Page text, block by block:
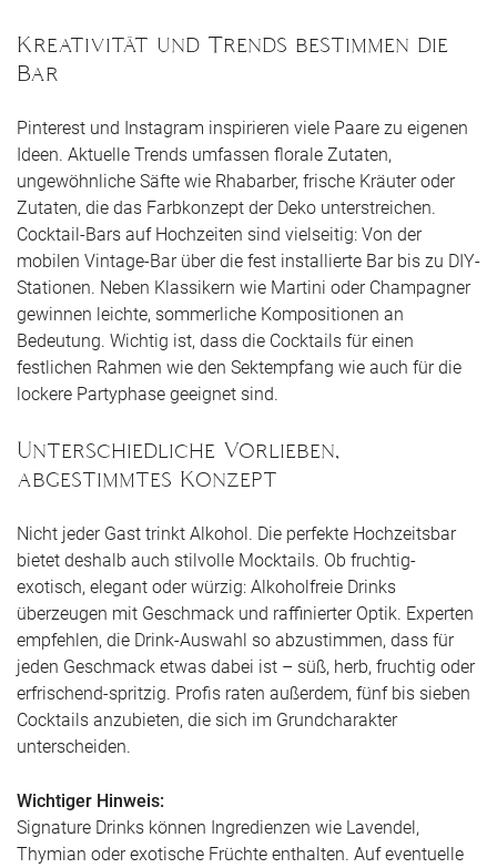
Kreativität und Trends bestimmen die
Bar
Pinterest und Instagram inspirieren viele Paare zu eigenen
Ideen. Aktuelle Trends umfassen florale Zutaten,
ungewöhnliche Säfte wie Rhabarber, frische Kräuter oder
Zutaten, die das Farbkonzept der Deko unterstreichen.
Cocktail-Bars auf Hochzeiten sind vielseitig: Von der
mobilen Vintage-Bar über die fest installierte Bar bis zu DIY-
Stationen. Neben Klassikern wie Martini oder Champagner
gewinnen leichte, sommerliche Kompositionen an
Bedeutung. Wichtig ist, dass die Cocktails für einen
festlichen Rahmen wie den Sektempfang wie auch für die
lockere Partyphase geeignet sind.
Unterschiedliche Vorlieben,
abgestimmtes Konzept
Nicht jeder Gast trinkt Alkohol. Die perfekte Hochzeitsbar
bietet deshalb auch stilvolle Mocktails. Ob fruchtig-
exotisch, elegant oder würzig: Alkoholfreie Drinks
überzeugen mit Geschmack und raffinierter Optik. Experten
empfehlen, die Drink-Auswahl so abzustimmen, dass für
jeden Geschmack etwas dabei ist – süß, herb, fruchtig oder
erfrischend-spritzig. Profis raten außerdem, fünf bis sieben
Cocktails anzubieten, die sich im Grundcharakter
unterscheiden.
Wichtiger Hinweis:
Signature Drinks können Ingredienzen wie Lavendel,
Thymian oder exotische Früchte enthalten. Auf eventuelle